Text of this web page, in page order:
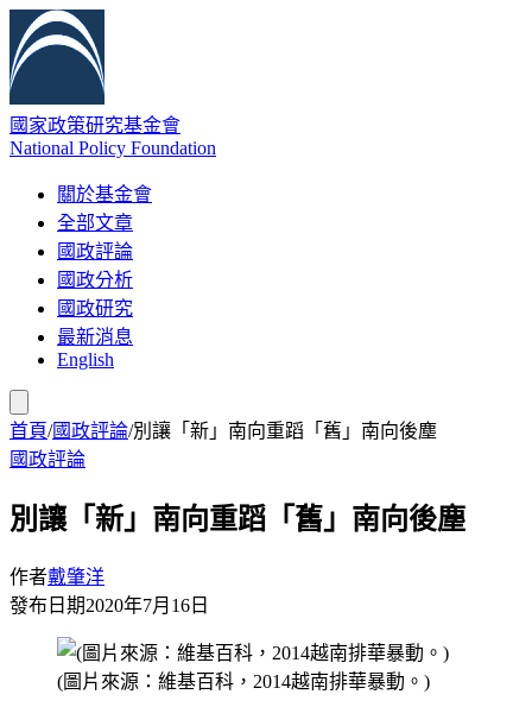
國家政策研究基金會
National Policy Foundation
關於基金會
全部文章
國政評論
國政分析
國政研究
最新消息
English
首頁/國政評論/別讓「新」南向重蹈「舊」南向後塵
國政評論
別讓「新」南向重蹈「舊」南向後塵
作者戴肇洋
發布日期2020年7月16日
(圖片來源：維基百科，2014越南排華暴動。)